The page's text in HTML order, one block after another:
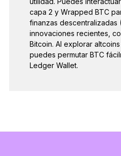
capa 2 y Wrapped BTC
finanzas descentralizadas
innovaciones recientes,
Bitcoin. Al explorar
puedes permutar BTC
Ledger Wallet.